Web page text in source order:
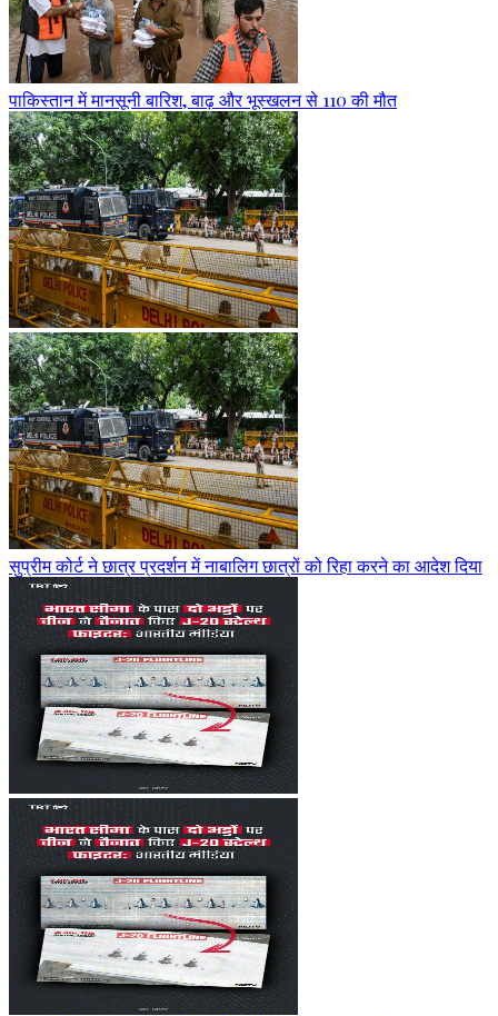
पाकिस्तान में मानसूनी बारिश, बाढ़ और भूस्खलन से 110 की मौत
सुप्रीम कोर्ट ने छात्र प्रदर्शन में नाबालिग छात्रों को रिहा करने का आदेश दिया